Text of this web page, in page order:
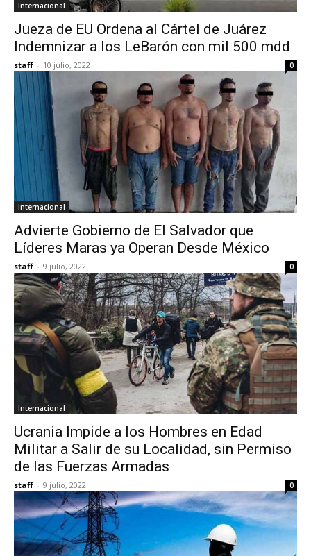
Internacional
Jueza de EU Ordena al Cártel de Juárez
Indemnizar a los LeBarón con mil 500 mdd
staff - 10 julio, 2022 0
Internacional
Advierte Gobierno de El Salvador que
Líderes Maras ya Operan Desde México
staff - 9 julio, 2022 0
Internacional
Ucrania Impide a los Hombres en Edad
Militar a Salir de su Localidad, sin Permiso
de las Fuerzas Armadas
staff - 9 julio, 2022 0